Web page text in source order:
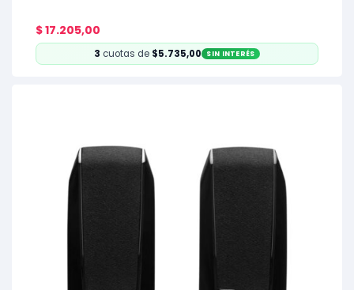
$17.205,00
3 cuotas de $5.735,00 SIN INTERÉS